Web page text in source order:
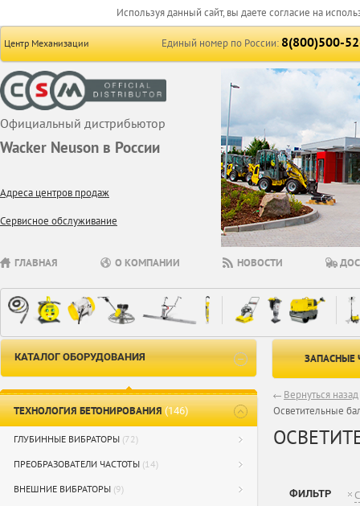
Используя данный сайт, вы даете согласие на
Центр Механизации Единый номер по России:8(800)500-
Официальный дистрибьютор
Wacker Neuson в России
Адреса центров продаж
Сервисное обслуживание
ГЛАВНАЯ О КОМПАНИИ НОВОСТИ
КАТАЛОГ ОБОРУДОВАНИЯ
ТЕХНОЛОГИЯ БЕТОНИРОВАНИЯ(146)
ГЛУБИННЫЕ ВИБРАТОРЫ (72)
ПРЕОБРАЗОВАТЕЛИ ЧАСТОТЫ (14)
ВНЕШНИЕ ВИБРАТОРЫ (9)
ЗАПАСНЫЕ
Вернуться назад
Осветительные
ФИЛЬТР